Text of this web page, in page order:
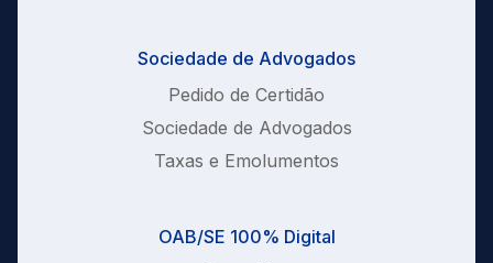
Sociedade de Advogados
Pedido de Certidão
Sociedade de Advogados
Taxas e Emolumentos
OAB/SE 100% Digital